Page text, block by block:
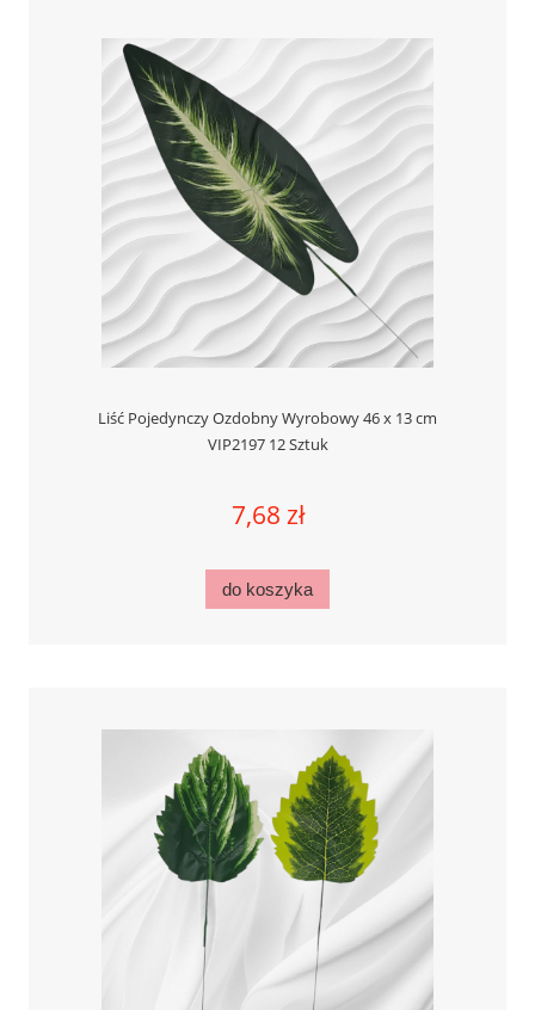
Liść Pojedynczy Ozdobny Wyrobowy 46 x 13 cm
VIP2197 12 Sztuk
7,68 zł
do koszyka